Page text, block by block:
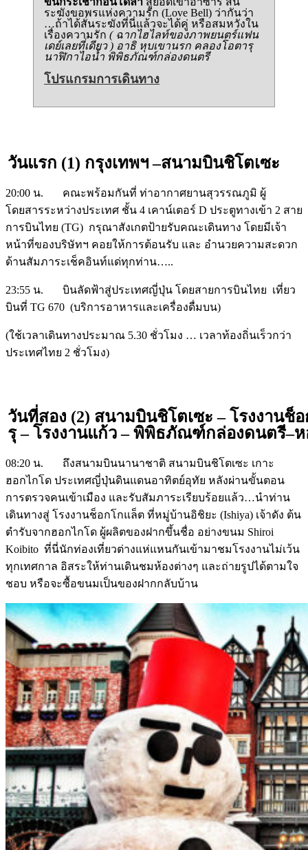
ระฆังขอพรแห่งความรัก (Love Bell) ว่ากันว่า
…ถ้าได้สั่นระฆังที่นี่แล้วจะได้คู่ หรือสมหวังใน
เรื่องความรัก ( ฉากไฮไลท์ของภาพยนตร์แฟน
เดย์เลยที่เดียว ) อาธิ หุบเขานรก คลองโอตารุ
นาฬิกาไอน้ำ พิพิธภัณฑ์กล่องดนตรี
โปรแกรมการเดินทาง
วันแรก (1) กรุงเทพฯ –สนามบินชิโตเซะ
20:00 น. คณะพร้อมกันที่ ท่าอากาศยานสุวรรณภูมิ ผู้
โดยสารระหว่างประเทศ ชั้น 4 เคาน์เตอร์ D ประตูทางเข้า 2 สาย
การบินไทย (TG) กรุณาสังเกตป้ายรับคณะเดินทาง โดยมีเจ้า
หน้าที่ของบริษัทฯ คอยให้การต้อนรับ และ อำนวยความสะดวก
ด้านสัมภาระเช็คอินท์แด่ทุกท่าน…..
23:55 น. บินลัดฟ้าสู่ประเทศญี่ปุ่น โดยสายการบินไทย เที่ยว
บินที่ TG 670 (บริการอาหารและเครื่องดื่มบน)
(ใช้เวลาเดินทางประมาณ 5.30 ชั่วโมง … เวลาท้องถิ่นเร็วกว่า
ประเทศไทย 2 ชั่วโมง)
วันที่สอง (2) สนามบินชิโตเซะ – โรงงานช็
รุ – โรงงานแก้ว – พิพิธภัณฑ์กล่องดนตรี–
08:20 น. ถึงสนามบินนานาชาติ สนามบินชิโตเซะ เกาะ
ฮอกไกโด ประเทศญี่ปุ่นดินแดนอาทิตย์อุทัย หลังผ่านขั้นตอน
การตรวจคนเข้าเมือง และรับสัมภาระเรียบร้อยแล้ว…นำท่าน
เดินทางสู่ โรงงานช็อกโกแล็ต ที่หมู่บ้านอิชิยะ (Ishiya) เจ้าดัง ต้น
ตำรับจากฮอกไกโด ผู้ผลิตของฝากขึ้นชื่อ อย่างขนม Shiroi
Koibito ที่นี่นักท่องเที่ยวต่างแห่แหนกันเข้ามาชมโรงงานไม่เว้น
ทุกเทศกาล อิสระให้ท่านเดินชมห้องต่างๆ และถ่ายรูปได้ตามใจ
ชอบ หรือจะซื้อขนมเป็นของฝากกลับบ้าน